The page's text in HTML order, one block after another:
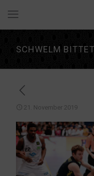
SCHWELM
21. November 2019